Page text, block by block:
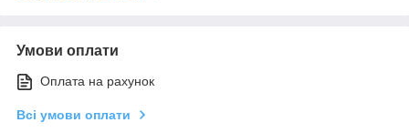
Умови оплати
Оплата на рахунок
Всі умови оплати